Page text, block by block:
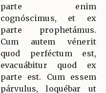
parte enim
cognóscimus, et ex
parte prophetámus.
Cum autem vénerit
quod perféctum est,
evacuábitur quod ex
parte est. Cum essem
párvulus, loquébar ut